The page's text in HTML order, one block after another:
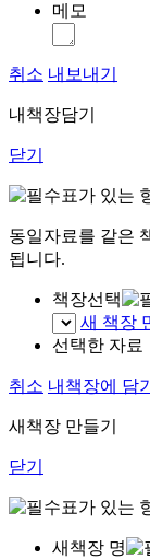
메모
취소 내보내기
내책장담기
닫기
표가 있는
동일자료를 같은
됩니다.
책장선택
새 책장
선택한 자료
취소 내책장에 담기
새책장 만들기
닫기
표가 있는
새책장 명